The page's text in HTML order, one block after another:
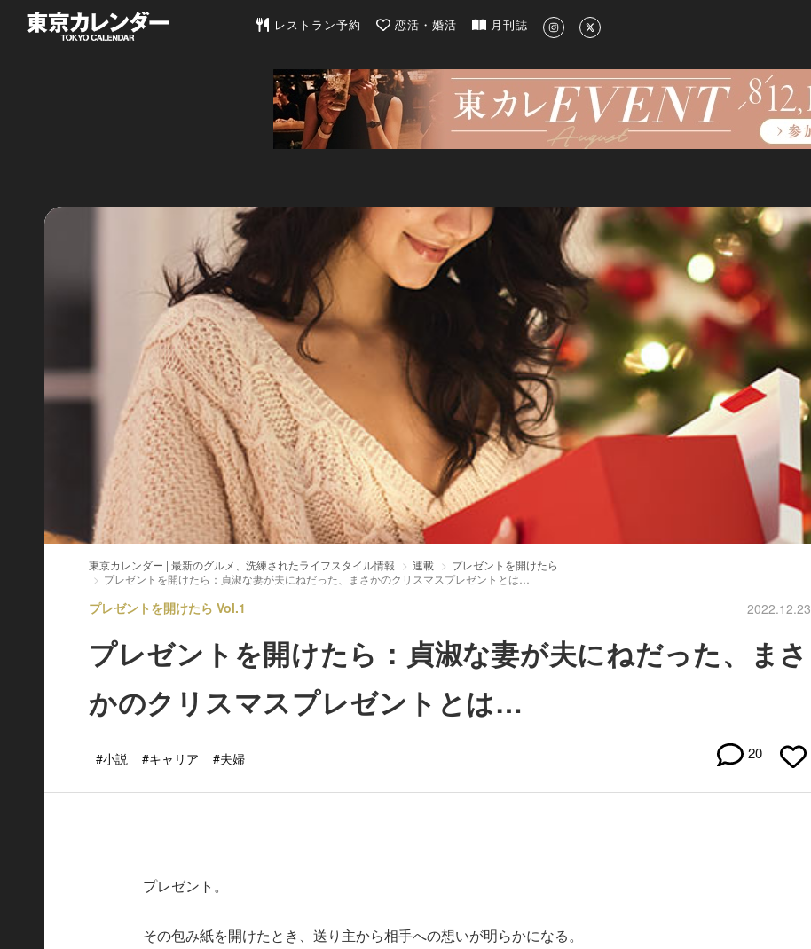
東京カレンダー | 最新のグルメ、洗練されたライフスタイル情報
レストラン予約 恋活・婚活 月刊誌
東京カレンダー | 最新のグルメ、洗練されたライフスタイル情報 連載
プレゼントを開けたら
プレゼントを開けたら：貞淑な妻が夫にねだった、まさかのクリスマスプレゼントとは…
プレゼントを開けたら Vol.1 2022.12.23
プレゼントを開けたら：貞淑な妻が夫にねだった、まさ
かのクリスマスプレゼントとは…
#小説 #キャリア #夫婦 20
プレゼント。
その包み紙を開けたとき、送り主から相手への想いが明らかになる。